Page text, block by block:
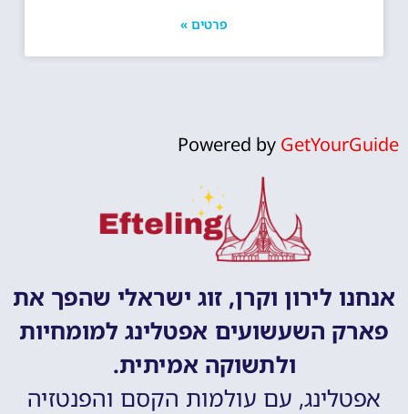
פרטים »
Powered by GetYourGuide
אנחנו לירון וקרן, זוג ישראלי שהפך את
פארק השעשועים אפטלינג למומחיות
ולתשוקה אמיתית.
אפטלינג, עם עולמות הקסם והפנטזיה